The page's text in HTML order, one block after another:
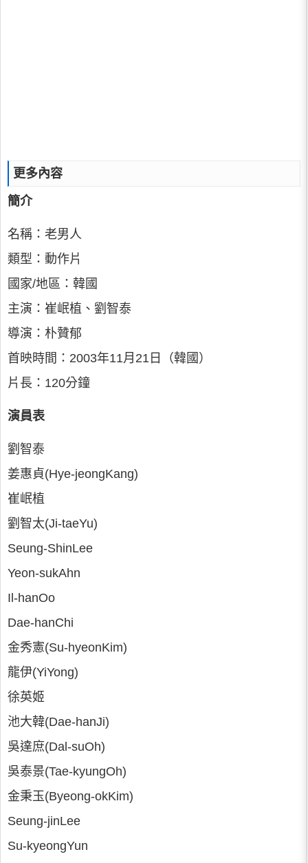
更多內容
簡介
名稱：老男人
類型：動作片
國家/地區：韓國
主演：崔岷植、劉智泰
導演：朴贊郁
首映時間：2003年11月21日（韓國）
片長：120分鐘
演員表
劉智泰
姜惠貞(Hye-jeongKang)
崔岷植
劉智太(Ji-taeYu)
Seung-ShinLee
Yeon-sukAhn
Il-hanOo
Dae-hanChi
金秀憲(Su-hyeonKim)
龍伊(YiYong)
徐英姬
池大韓(Dae-hanJi)
吳達庶(Dal-suOh)
吳泰景(Tae-kyungOh)
金秉玉(Byeong-okKim)
Seung-jinLee
Su-kyeongYun